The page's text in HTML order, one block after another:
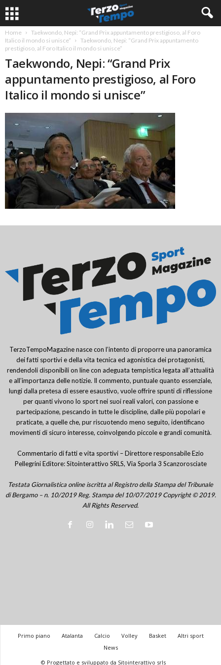
Home
Taekwondo, Nepi: “Grand Prix appuntamento prestigioso, al Foro
Italico il mondo si unisce”
Taekwondo, Nepi: “Grand Prix appuntamento
prestigioso, al Foro Italico il mondo si unisce”
Taekwondo, Nepi: “Grand Prix
appuntamento prestigioso, al Foro
Italico il mondo si unisce”
TerzoTempoMagazine nasce con l’intento di proporre una panoramica
dei fatti sportivi e della vita tecnica ed agonistica dei protagonisti,
rendendoli disponibili on line con adeguata tempistica legata all’attualità
e all’importanza delle notizie. Il commento, puntuale quanto essenziale,
lungi dalla pretesa di essere esaustivo, vuole offrire spunti di riflessione
per quanti vivono lo sport nei suoi reali valori, con passione e
partecipazione, pescando in tutte le discipline, dalle più popolari e
praticate, a quelle che, pur riscuotendo meno seguito, identificano
movimenti di sicuro interesse, coinvolgendo piccole e grandi comunità.
Commentario di fatti e vita sportivi – Direttore responsabile Ezio
Pellegrini Editore: Sitointerattivo SRLS, Via Sporla 3 Scanzorosciate
Testata Giornalistica online iscritta al Registro della Stampa del Tribunale
di Bergamo – n. 10/2019 Reg. Stampa del 10/07/2019 Copyright © 2019.
All Rights Reserved.
Primo piano Atalanta Calcio Volley Basket
Altri sport
News
© Progettato e sviluppato da Sitointerattivo srls